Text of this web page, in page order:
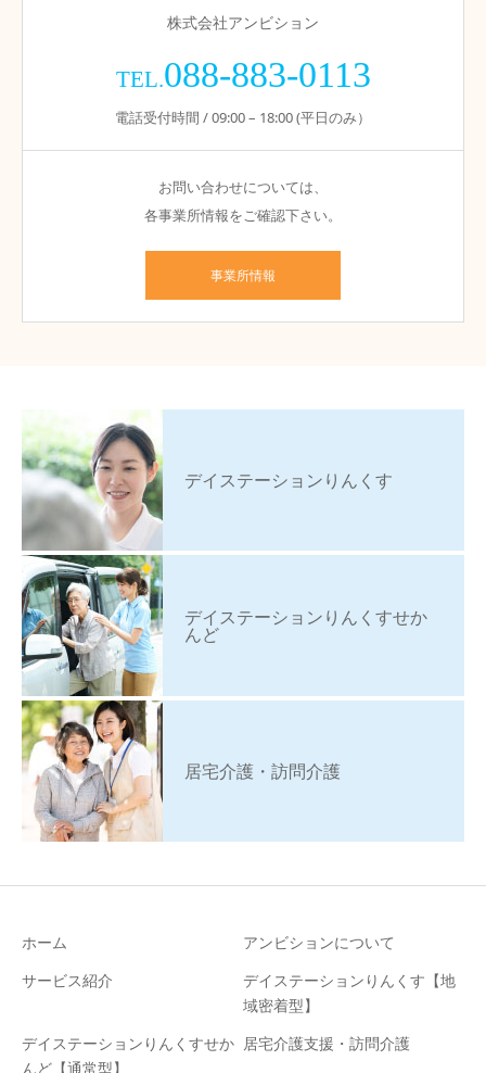
株式会社アンビション
TEL.088-883-0113
電話受付時間 / 09:00 – 18:00 (平日のみ）
お問い合わせについては、
各事業所情報をご確認下さい。
事業所情報
デイステーションりんくす
デイステーションりんくすせか
んど
居宅介護・訪問介護
ホーム
アンビションについて
サービス紹介
デイステーションりんくす【地
域密着型】
デイステーションりんくすせか
んど【通常型】
居宅介護支援・訪問介護